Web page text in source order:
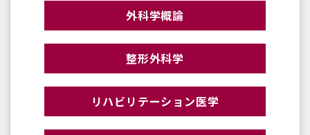
外科学概論
整形外科学
リハビリテーション医学